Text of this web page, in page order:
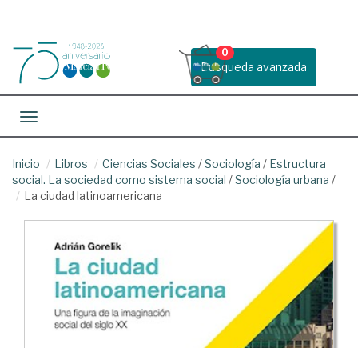
Busqueda avanzada
0
Toggle navigation
Inicio Libros Ciencias Sociales /Sociología / Estructura
social. La sociedad como sistema social /Sociología urbana /
La ciudad latinoamericana